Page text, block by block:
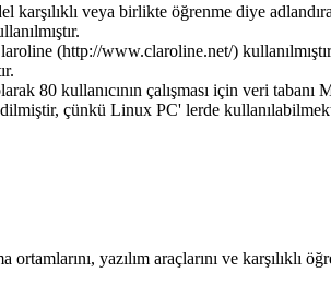
karşılıklı veya birlikte öğrenme diye
(http://www.claroline.net/)
80 kullanıcının çalışması için veri tabanı
çünkü Linux PC' lerde
ortamlarını, yazılım araçlarını ve